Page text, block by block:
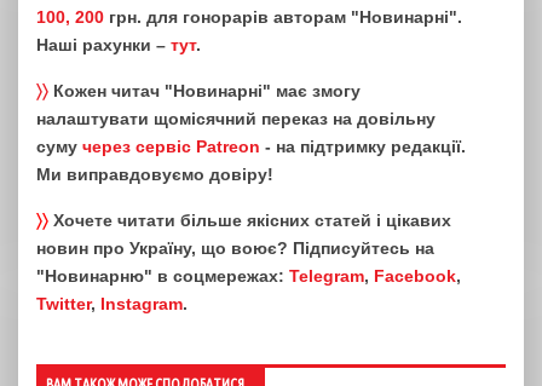
100, 200 грн. для гонорарів авторам "Новинарні".
Наші рахунки – тут.
〉〉 Кожен читач "Новинарні" має змогу
налаштувати щомісячний переказ на довільну
суму через сервіс Patreon - на підтримку редакції.
Ми виправдовуємо довіру!
〉〉 Хочете читати більше якісних статей і цікавих
новин про Україну, що воює? Підписуйтесь на
"Новинарню" в соцмережах: Telegram, Facebook,
Twitter, Instagram.